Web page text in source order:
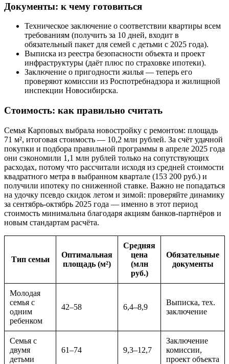
Документы: к чему готовиться
Техническое заключение о соответствии квартиры всем
требованиям (получить за 10 дней, входит в
обязательный пакет для семей с детьми с 2025 года).
Выписка из реестра безопасности объекта и проект
инфраструктуры (даёт плюс по страховке ипотеки).
Заключение о пригодности жилья — теперь его
проверяют комиссии из Роспотребнадзора и жилищной
инспекции Новосибирска.
Стоимость: как правильно считать
Семья Карповых выбрала новостройку с ремонтом: площадь
71 м², итоговая стоимость — 10,2 млн рублей. За счёт удачной
покупки и подбора правильной программы в апреле 2025 года
они сэкономили 1,1 млн рублей только на сопутствующих
расходах, потому что рассчитали исходя из средней стоимости
квадратного метра в выбранном квартале (153 200 руб.) и
получили ипотеку по сниженной ставке. Важно не попадаться
на удочку псевдо скидок летом и зимой: проверяйте динамику
за сентябрь-октябрь 2025 года — именно в этот период
стоимость минимальна благодаря акциям банков-партнёров и
новым стандартам расчёта.
Тип семьи
Оптимальная
площадь (м²)
Средняя
цена
(млн
руб.)
Обязательные
документы
Молодая
семья с
одним
ребенком
42–58 6,4–8,9
Выписка, тех.
заключение
Семья с
двумя
детьми
61–74 9,3–12,7
Заключение
комиссии,
проект объекта